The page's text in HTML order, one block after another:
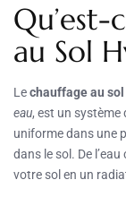
au Sol
Lechauffage au
eau, est un système
uniforme dans une
dans le sol. De
votre sol en un